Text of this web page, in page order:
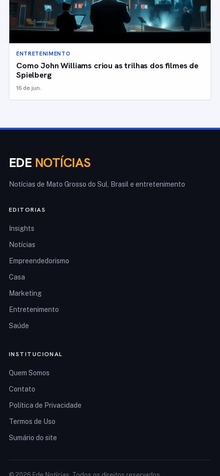
ENTRETENIMENTO
Como John Williams criou as trilhas dos filmes de
Spielberg
16 de jun.
EDE NOTÍCIAS
Notícias de Mato Grosso do Sul, Brasil e entretenimento
EDITORIAS
Insights
Notícias
Empreendedorismo
Casa
Marketing
Entretenimento
Saúde
INSTITUCIONAL
Quem Somos
Contato
Política de Privacidade
Termos de Uso
Sumário do site